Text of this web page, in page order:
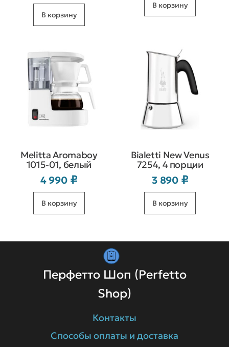
В корзину
В корзину
Melitta Aromaboy
1015-01, белый
4 990 ₽
В корзину
Bialetti New Venus
7254, 4 порции
3 890 ₽
В корзину
Перфетто Шоп (Perfetto
Shop)
Контакты
Способы оплаты и доставка